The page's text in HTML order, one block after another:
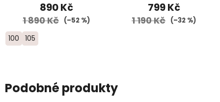
890 Kč
1 890 Kč (–52 %)
100 105
799 Kč
1 190 Kč (–32 %)
Podobné produkty